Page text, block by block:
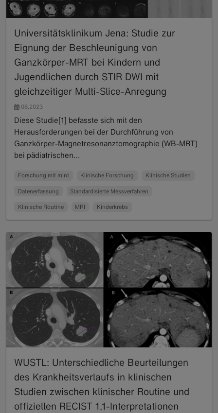
Universitätsklinikum Jena: Studie zur
Eignung der Beschleunigung von
Ganzkörper-MRT bei Kindern und
Jugendlichen durch STIR DWI mit
gleichzeitiger Multi-Slice-Anregung
08.2023
Diese Studie[1] befasste sich mit den
Herausforderungen bei der Durchführung von
Ganzkörper-Magnetresonanztomographie (WB-MRT)
bei pädiatrischen…
Forschung mit mint Klinische Forschung Klinische Studien
Datenerfassung Standardisierte Messverfahren
Klinische Routine MRI Kinderkrebs
WUSTL: Unterschiedliche Beurteilungen
des Krankheitsverlaufs in klinischen
Studien zwischen klinischer Routine und
offiziellen RECIST 1.1-Interpretationen